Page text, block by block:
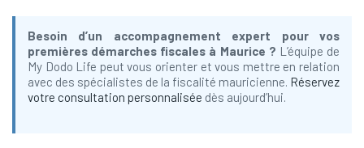
Besoin d’un accompagnement expert pour vos
premières démarches fiscales à Maurice ? L’équipe de
My Dodo Life peut vous orienter et vous mettre en relation
avec des spécialistes de la fiscalité mauricienne. Réservez
votre consultation personnalisée dès aujourd’hui.